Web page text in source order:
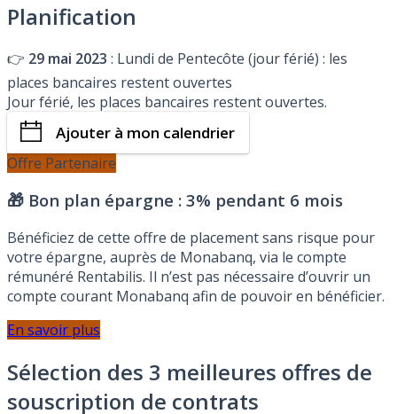
Planification
👉 29 mai 2023 : Lundi de Pentecôte (jour férié) : les
places bancaires restent ouvertes
Jour férié, les places bancaires restent ouvertes.
Ajouter à mon calendrier
Offre Partenaire
🎁 Bon plan épargne : 3% pendant 6 mois
Bénéficiez de cette offre de placement sans risque pour
votre épargne, auprès de Monabanq, via le compte
rémunéré Rentabilis. Il n’est pas nécessaire d’ouvrir un
compte courant Monabanq afin de pouvoir en bénéficier.
En savoir plus
Sélection des 3 meilleures offres de
souscription de contrats